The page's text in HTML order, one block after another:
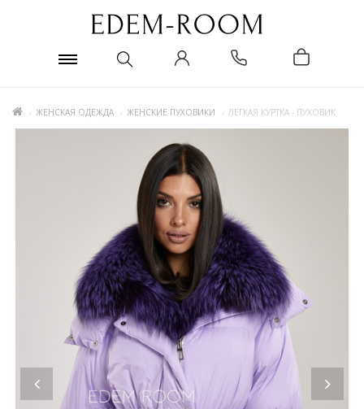
ЖЕНСКАЯ ОДЕЖДА ЖЕНСКИЕ ПУХОВИКИ ЛЕГКАЯ КУРТКА - ПУХОВИК